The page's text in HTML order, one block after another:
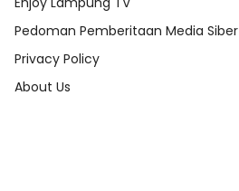
Pedoman Pemberitaan Media Siber
Privacy Policy
About Us